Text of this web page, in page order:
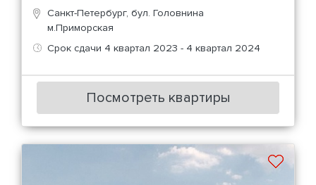
Санкт-Петербург, бул. Головнина
м.Приморская
Срок сдачи 4 квартал 2023 - 4 квартал 2024
Посмотреть квартиры